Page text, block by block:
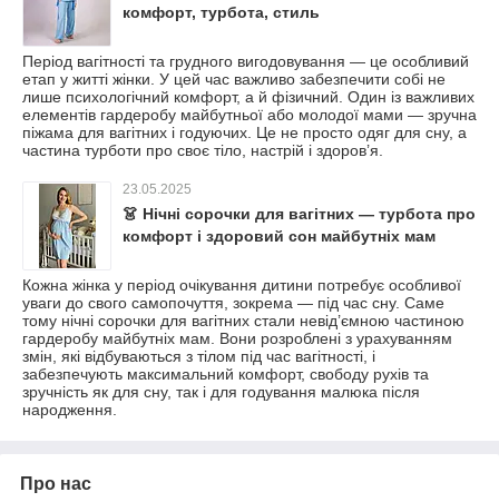
комфорт, турбота, стиль
Період вагітності та грудного вигодовування — це особливий
етап у житті жінки. У цей час важливо забезпечити собі не
лише психологічний комфорт, а й фізичний. Один із важливих
елементів гардеробу майбутньої або молодої мами — зручна
піжама для вагітних і годуючих. Це не просто одяг для сну, а
частина турботи про своє тіло, настрій і здоров’я.
23.05.2025
👗 Нічні сорочки для вагітних — турбота про
комфорт і здоровий сон майбутніх мам
Кожна жінка у період очікування дитини потребує особливої
уваги до свого самопочуття, зокрема — під час сну. Саме
тому нічні сорочки для вагітних стали невід’ємною частиною
гардеробу майбутніх мам. Вони розроблені з урахуванням
змін, які відбуваються з тілом під час вагітності, і
забезпечують максимальний комфорт, свободу рухів та
зручність як для сну, так і для годування малюка після
народження.
Про нас